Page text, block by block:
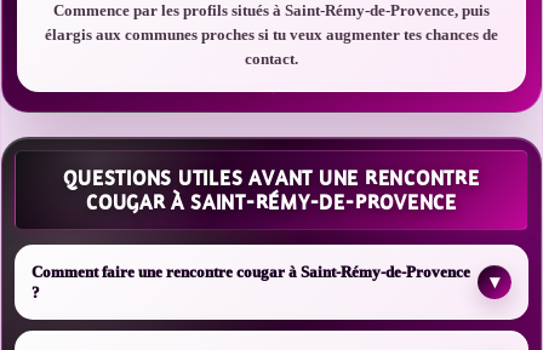
Commence par les profils situés à Saint-Rémy-de-Provence, puis
élargis aux communes proches si tu veux augmenter tes chances de
contact.
QUESTIONS UTILES AVANT UNE RENCONTRE
COUGAR À SAINT-RÉMY-DE-PROVENCE
Comment faire une rencontre cougar à Saint-Rémy-de-Provence
?
▾